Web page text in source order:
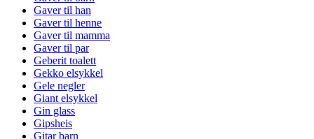
Gaver til han
Gaver til henne
Gaver til mamma
Gaver til par
Geberit toalett
Gekko elsykkel
Gele negler
Giant elsykkel
Gin glass
Gipsheis
Gitar barn